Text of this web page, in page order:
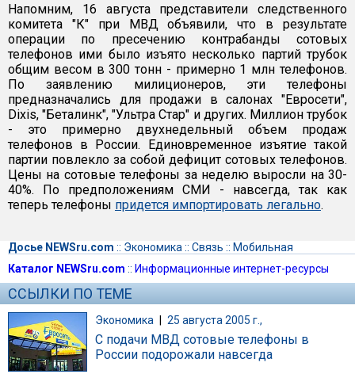
Напомним, 16 августа представители следственного
комитета "К" при МВД объявили, что в результате
операции по пресечению контрабанды сотовых
телефонов ими было изъято несколько партий трубок
общим весом в 300 тонн - примерно 1 млн телефонов.
По заявлению милиционеров, эти телефоны
предназначались для продажи в салонах "Евросети",
Dixis, "Беталинк", "Ультра Стар" и других. Миллион трубок
- это примерно двухнедельный объем продаж
телефонов в России. Единовременное изъятие такой
партии повлекло за собой дефицит сотовых телефонов.
Цены на сотовые телефоны за неделю выросли на 30-
40%. По предположениям СМИ - навсегда, так как
теперь телефоны придется импортировать легально.
Досье NEWSru.com :: Экономика :: Связь :: Мобильная
Каталог NEWSru.com :: Информационные интернет-ресурсы
ССЫЛКИ ПО ТЕМЕ
Экономика | 25 августа 2005 г.,
С подачи МВД сотовые телефоны в
России подорожали навсегда